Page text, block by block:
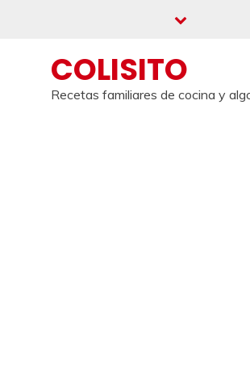
COLISITO
Recetas familiares de cocina y